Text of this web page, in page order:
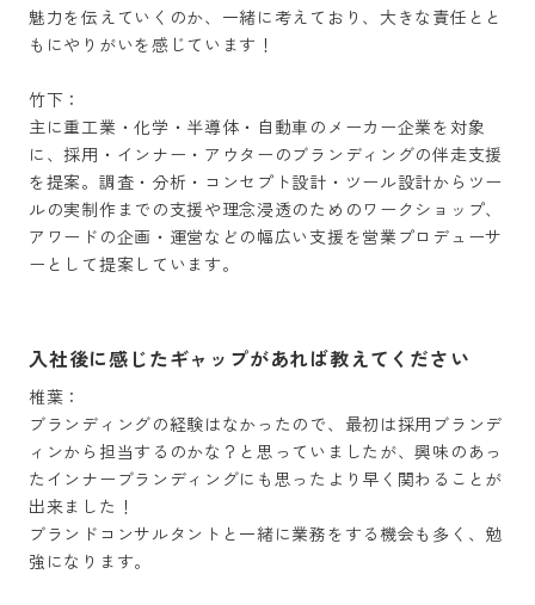
魅力を伝えていくのか、一緒に考えており、大きな責任とと
もにやりがいを感じています！
竹下：
主に重工業・化学・半導体・自動車のメーカー企業を対象
に、採用・インナー・アウターのブランディングの伴走支援
を提案。調査・分析・コンセプト設計・ツール設計からツー
ルの実制作までの支援や理念浸透のためのワークショップ、
アワードの企画・運営などの幅広い支援を営業プロデューサ
ーとして提案しています。
入社後に感じたギャップがあれば教えてください
椎葉：
ブランディングの経験はなかったので、最初は採用ブランデ
ィンから担当するのかな？と思っていましたが、興味のあっ
たインナーブランディングにも思ったより早く関わることが
出来ました！
ブランドコンサルタントと一緒に業務をする機会も多く、勉
強になります。